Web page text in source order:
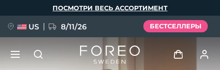
ПОСМОТРИ ВЕСЬ АССОРТИМЕНТ
US 8/11/26 БЕСТСЕЛЛЕРЫ